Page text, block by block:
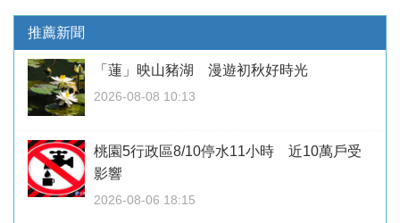
推薦新聞
「蓮」映山豬湖 漫遊初秋好時光
2026-08-08 10:13
桃園5行政區8/10停水11小時 近10萬戶受
影響
2026-08-06 18:15